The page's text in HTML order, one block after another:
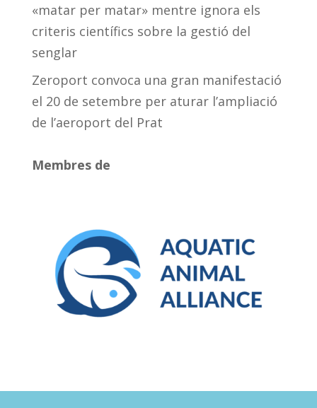
«matar per matar» mentre ignora els
criteris científics sobre la gestió del
senglar
Zeroport convoca una gran manifestació
el 20 de setembre per aturar l’ampliació
de l’aeroport del Prat
Membres de